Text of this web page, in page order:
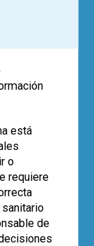
en
la
,
está
o
requiere
de